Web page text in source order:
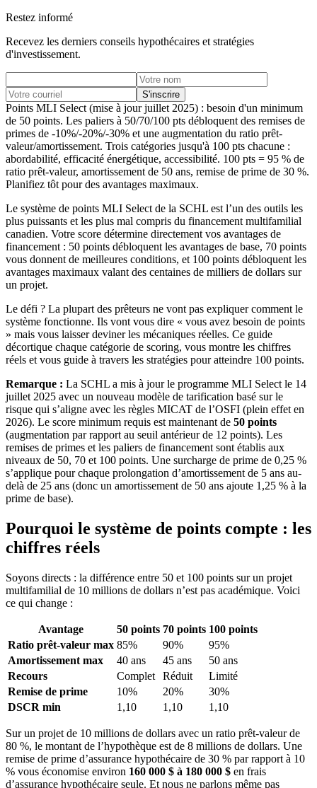
Restez informé
Recevez les derniers conseils hypothécaires et stratégies
d'investissement.
S'inscrire
Points MLI Select (mise à jour juillet 2025) : besoin d'un minimum
de 50 points. Les paliers à 50/70/100 pts débloquent des remises de
primes de -10%/-20%/-30% et une augmentation du ratio prêt-
valeur/amortissement. Trois catégories jusqu'à 100 pts chacune :
abordabilité, efficacité énergétique, accessibilité. 100 pts = 95 % de
ratio prêt-valeur, amortissement de 50 ans, remise de prime de 30 %.
Planifiez tôt pour des avantages maximaux.
Le système de points MLI Select de la SCHL est l’un des outils les
plus puissants et les plus mal compris du financement multifamilial
canadien. Votre score détermine directement vos avantages de
financement : 50 points débloquent les avantages de base, 70 points
vous donnent de meilleures conditions, et 100 points débloquent les
avantages maximaux valant des centaines de milliers de dollars sur
un projet.
Le défi ? La plupart des prêteurs ne vont pas expliquer comment le
système fonctionne. Ils vont vous dire « vous avez besoin de points
» mais vous laisser deviner les mécaniques réelles. Ce guide
décortique chaque catégorie de scoring, vous montre les chiffres
réels et vous guide à travers les stratégies pour atteindre 100 points.
Remarque : La SCHL a mis à jour le programme MLI Select le 14
juillet 2025 avec un nouveau modèle de tarification basé sur le
risque qui s’aligne avec les règles MICAT de l’OSFI (plein effet en
2026). Le score minimum requis est maintenant de 50 points
(augmentation par rapport au seuil antérieur de 12 points). Les
remises de primes et les paliers de financement sont établis aux
niveaux de 50, 70 et 100 points. Une surcharge de prime de 0,25 %
s’applique pour chaque prolongation d’amortissement de 5 ans au-
delà de 25 ans (donc un amortissement de 50 ans ajoute 1,25 % à la
prime de base).
Pourquoi le système de points compte : les
chiffres réels
Soyons directs : la différence entre 50 et 100 points sur un projet
multifamilial de 10 millions de dollars n’est pas académique. Voici
ce qui change :
Avantage 50 points 70 points 100 points
Ratio prêt-valeur max 85% 90%
95%
Amortissement max
40 ans 45 ans
50 ans
Recours
Complet Réduit
Limité
Remise de prime
10% 20%
30%
DSCR min
1,10 1,10 1,10
Sur un projet de 10 millions de dollars avec un ratio prêt-valeur de
80 %, le montant de l’hypothèque est de 8 millions de dollars. Une
remise de prime d’assurance hypothécaire de 30 % par rapport à 10
% vous économise environ 160 000 $ à 180 000 $ en frais
d’assurance hypothécaire seule. Et nous ne parlons même pas